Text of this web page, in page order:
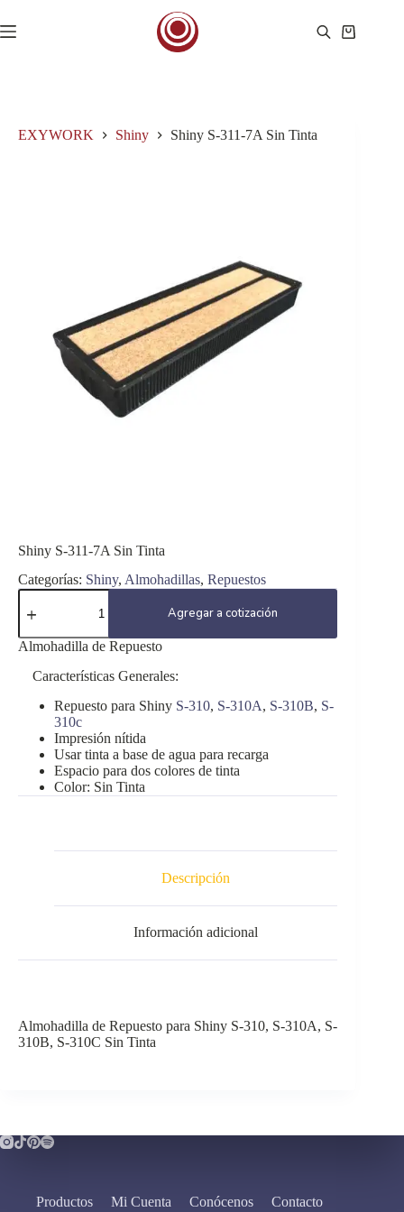
al
contenido
Carro
EXYWORK Shiny Shiny S-311-7A Sin Tinta
Shiny S-311-7A Sin Tinta
Categorías: Shiny, Almohadillas, Repuestos
Shiny
S-
7A
Tinta
Agregar a cotización
Almohadilla de Repuesto
Características Generales:
Repuesto para Shiny S-310, S-310A, S-310B, S-
310c
Impresión nítida
Usar tinta a base de agua para recarga
Espacio para dos colores de tinta
Color: Sin Tinta
Descripción
Información adicional
Almohadilla de Repuesto para Shiny S-310, S-310A, S-
310B, S-310C Sin Tinta
Productos Mi Cuenta Conócenos Contacto